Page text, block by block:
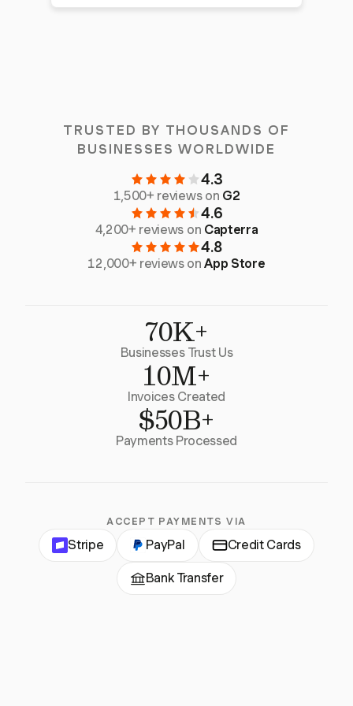
TRUSTED BY THOUSANDS OF
BUSINESSES WORLDWIDE
4.3
1,500+ reviews on G2
4.6
4,200+ reviews on Capterra
4.8
12,000+ reviews onApp Store
70K+
Businesses Trust Us
10M+
Invoices Created
$50B+
Payments Processed
ACCEPT PAYMENTS VIA
Stripe PayPal Credit Cards
Bank Transfer